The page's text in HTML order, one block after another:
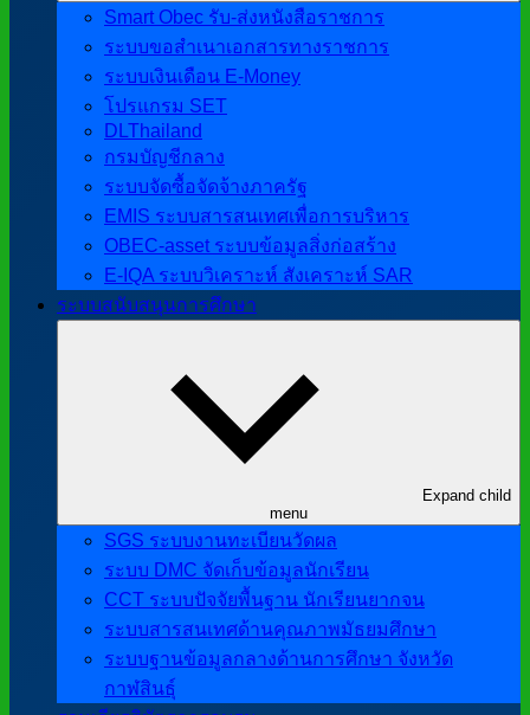
Smart Obec รับ-ส่งหนังสือราชการ
ระบบขอสำเนาเอกสารทางราชการ
ระบบเงินเดือน E-Money
โปรแกรม SET
DLThailand
กรมบัญชีกลาง
ระบบจัดซื้อจัดจ้างภาครัฐ
EMIS ระบบสารสนเทศเพื่อการบริหาร
OBEC-asset ระบบข้อมูลสิ่งก่อสร้าง
E-IQA ระบบวิเคราะห์ สังเคราะห์ SAR
ระบบสนับสนุนการศึกษา
Expand child
menu
SGS ระบบงานทะเบียนวัดผล
ระบบ DMC จัดเก็บข้อมูลนักเรียน
CCT ระบบปัจจัยพื้นฐาน นักเรียนยากจน
ระบบสารสนเทศด้านคุณภาพมัธยมศึกษา
ระบบฐานข้อมูลกลางด้านการศึกษา จังหวัด
กาฬสินธุ์